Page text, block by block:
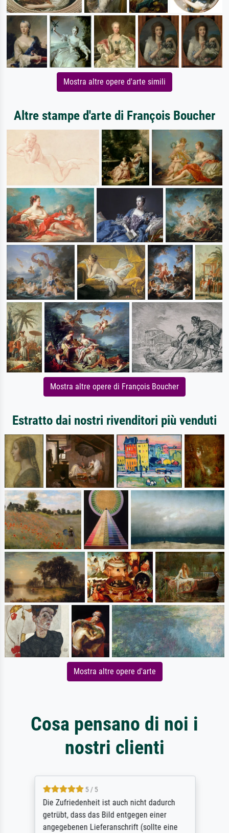
Mostra altre opere d'arte simili
Altre stampe d'arte di François Boucher
Mostra altre opere di François Boucher
Estratto dai nostri rivenditori più venduti
Mostra altre opere d'arte
Cosa pensano di noi i
nostri clienti
5 / 5
Die Zufriedenheit ist auch nicht dadurch
getrübt, dass das Bild entgegen einer
angegebenen Lieferanschrift (sollte eine